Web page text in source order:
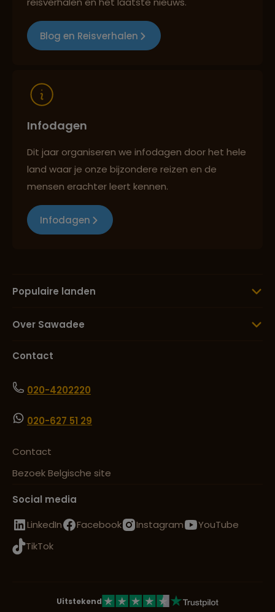
Blog en Reisverhalen
Infodagen
Dit jaar organiseren we infodagen door het hele
land waar je onze bijzondere reizen en de
mensen erachter leert kennen.
Infodagen
Populaire landen
Over Sawadee
Contact
020-4202220
020-627 51 29
Contact
Bezoek Belgische site
Social media
LinkedIn
Facebook Instagram
YouTube
TikTok
Uitstekend